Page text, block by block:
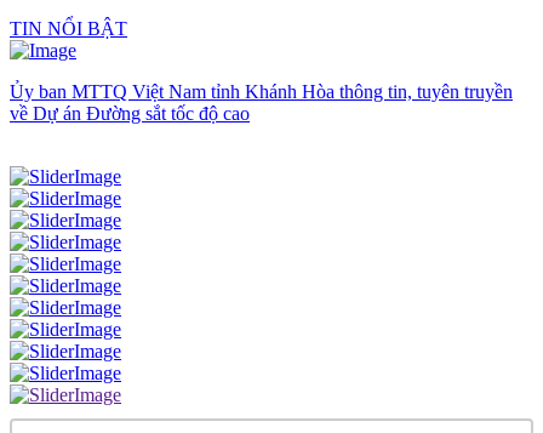
TIN NỔI BẬT
Ủy ban MTTQ Việt Nam tỉnh Khánh Hòa thông tin, tuyên truyền
về Dự án Đường sắt tốc độ cao